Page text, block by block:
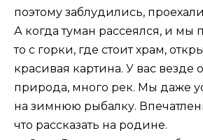
поэтому заблудились,
А когда туман рассеялся, и мы
то с горки, где стоит храм,
красивая картина. У вас везде
природа, много рек. Мы даже
на зимнюю рыбалку.
что рассказать на родине.